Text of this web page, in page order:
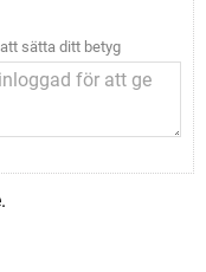
sätta ditt betyg